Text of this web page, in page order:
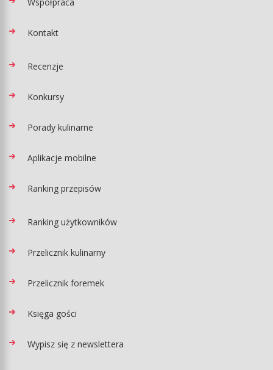
Kontakt
Recenzje
Konkursy
Porady kulinarne
Aplikacje mobilne
Ranking przepisów
Ranking użytkowników
Przelicznik kulinarny
Przelicznik foremek
Księga gości
Wypisz się z newslettera